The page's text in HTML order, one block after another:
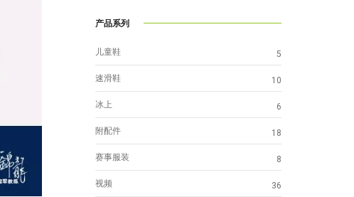
产品系列
儿童鞋 5
速滑鞋 10
冰上 6
附配件 18
赛事服装 8
视频 36